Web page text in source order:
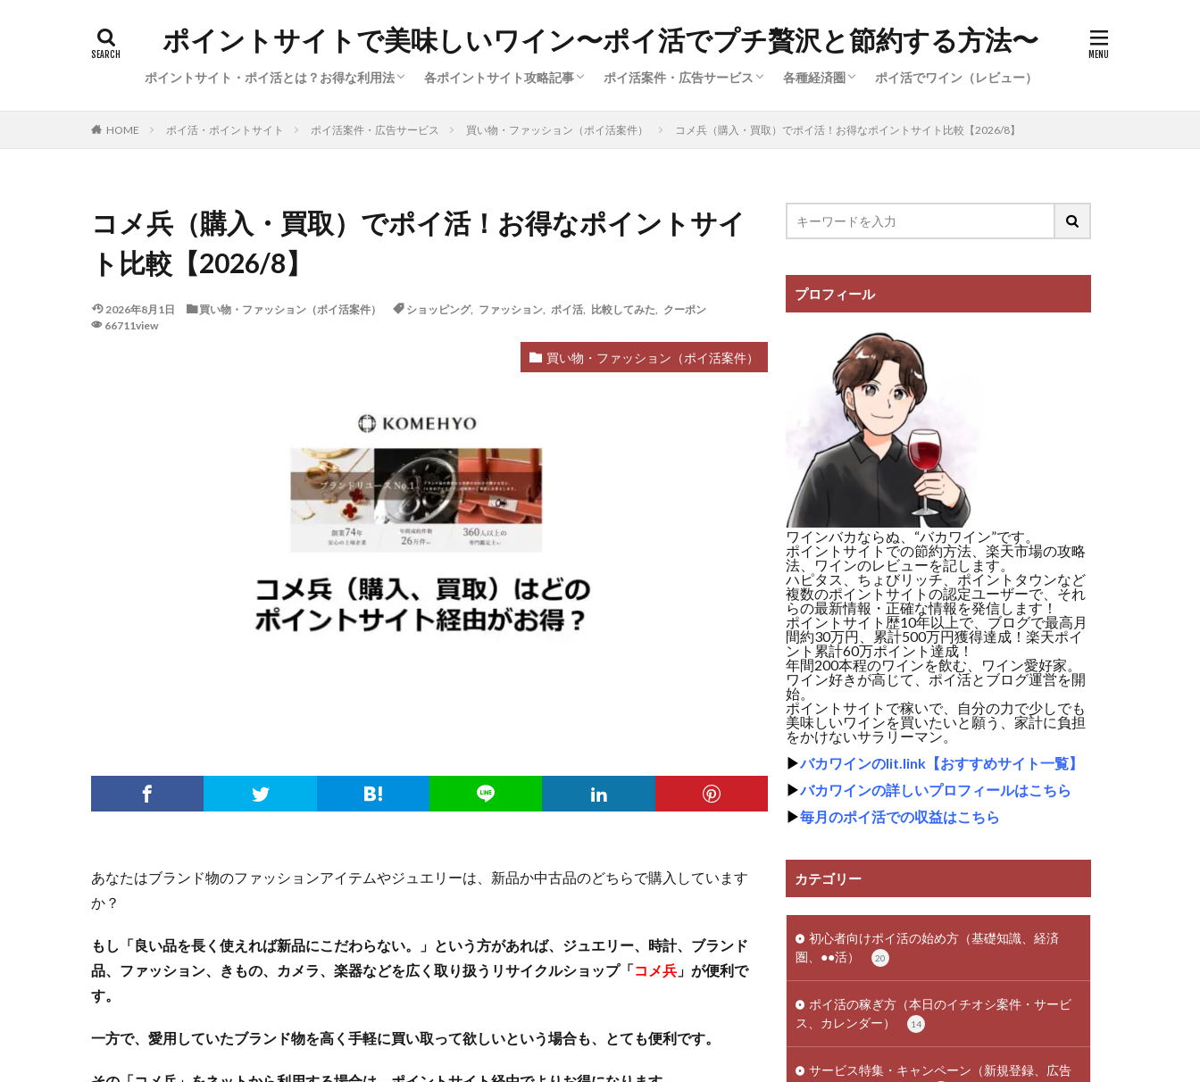
ポイントサイトで美味しいワイン〜ポイ活でプチ贅沢と節約する方法〜
ポイントサイト・ポイ活とは？お得な利用法
初心者向けポイ活の始め方（基礎知識、経済
ポイ活の稼ぎ方（本日のイチオシ案件・サー
サービス特集・キャンペーン（新規登録、広
陸マイラー・お得で便利な旅行方法
ポイ活利用した体験談・獲得ポイント数
各ポイントサイト攻略記事
ハピタス（サイト解説①）
ポイントインカム（サイト解説③）
ポイントタウン（サイト解説⑤）
ちょびリッチ（サイト解説②）
ECナビ（サイト解説⑥）
モッピー（サイト解説④）
ポイ活案件・広告サービス
クレジットカード（ポイ活案件）
買い物・ファッション（ポイ活案件）
旅行・グルメ・ふるさと納税（ポイ活案件）
動画配信・マンガ・ネット接続（ポイ活案
美容・スキル・公営競技など（ポイ活案件）
各種経済圏
イオン経済圏の攻略
楽天経済圏の攻略
ポイ活でワイン（レビュー）
HOME ポイ活・ポイントサイト ポイ活案件・広告サービス 買い物・ファッション（ポイ活案件） コメ兵（購入・買取）でポイ活！お得なポイントサイト比較【2026/8】
コメ兵（購入・買取）でポイ活！お得なポイントサイ
ト比較【2026/8】
2026年8月1日 買い物・ファッション（ポイ活案件） ショッピング, ファッション, ポイ活, 比較してみた
クーポン
66711view
買い物・ファッション（ポイ活案件）
あなたはブランド物のファッションアイテムやジュエリーは、新品か中古品のどちらで購入しています
か？
もし「良い品を長く使えれば新品にこだわらない。」という方があれば、ジュエリー、時計、ブランド
品、ファッション、きもの、カメラ、楽器などを広く取り扱うリサイクルショップ「コメ兵 」が便利で
す。
一方で、愛用していたブランド物を高く手軽に買い取って欲しいという場合も、とても便利です。
プロフィール
ワインバカならぬ、“バカワイン”です。
ポイントサイトでの節約方法、楽天市場の攻略
法、ワインのレビューを記します。
ハピタス、ちょびリッチ、ポイントタウンなど
複数のポイントサイトの認定ユーザーで、それ
らの最新情報・正確な情報を発信します！
ポイントサイト歴10年以上で、ブログで最高月
間約30万円、累計500万円獲得達成！楽天ポイ
ント累計60万ポイント達成！
年間200本程のワインを飲む、ワイン愛好家。
ワイン好きが高じて、ポイ活とブログ運営を開
始。
ポイントサイトで稼いで、自分の力で少しでも
美味しいワインを買いたいと願う、家計に負担
をかけないサラリーマン。
▶バカワインのlit.link【おすすめサイト一覧】
▶バカワインの詳しいプロフィールはこちら
▶毎月のポイ活での収益はこちら
カテゴリー
初心者向けポイ活の始め方（基礎知識、経済
圏、●●活）
20
ポイ活の稼ぎ方（本日のイチオシ案件・サービ
ス、カレンダー）
14
サービス特集・キャンペーン（新規登録、広告